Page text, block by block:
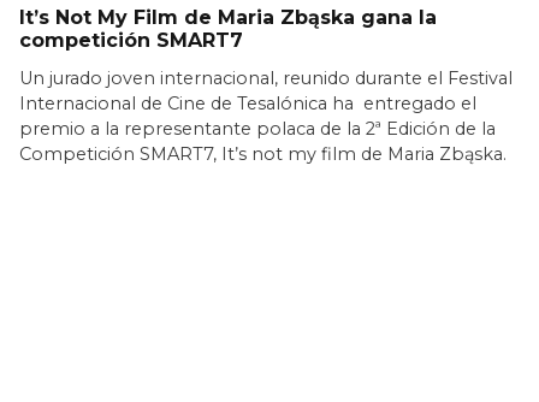
It’s Not My Film de Maria Zbąska gana la
competición SMART7
Un jurado joven internacional, reunido durante el Festival
Internacional de Cine de Tesalónica ha entregado el
premio a la representante polaca de la 2ª Edición de la
Competición SMART7, It’s not my film de Maria Zbąska.